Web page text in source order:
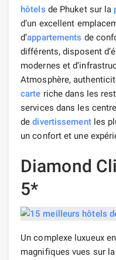
hôtels de Phuket sur la
d’un excellent
d’appartements de
différents, disposent
modernes et
Atmosphère,
carte riche dans les
services dans les
dedivertissementles
un confort et une
Diamond
5*
Un complexe luxueux
magnifiques vues sur la